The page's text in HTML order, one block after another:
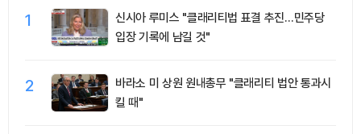
1
신시아 루미스 "클래리티법 표결 추진…민주당
입장 기록에 남길 것"
2
바라소 미 상원 원내총무 "클래리티 법안 통과시
킬 때"